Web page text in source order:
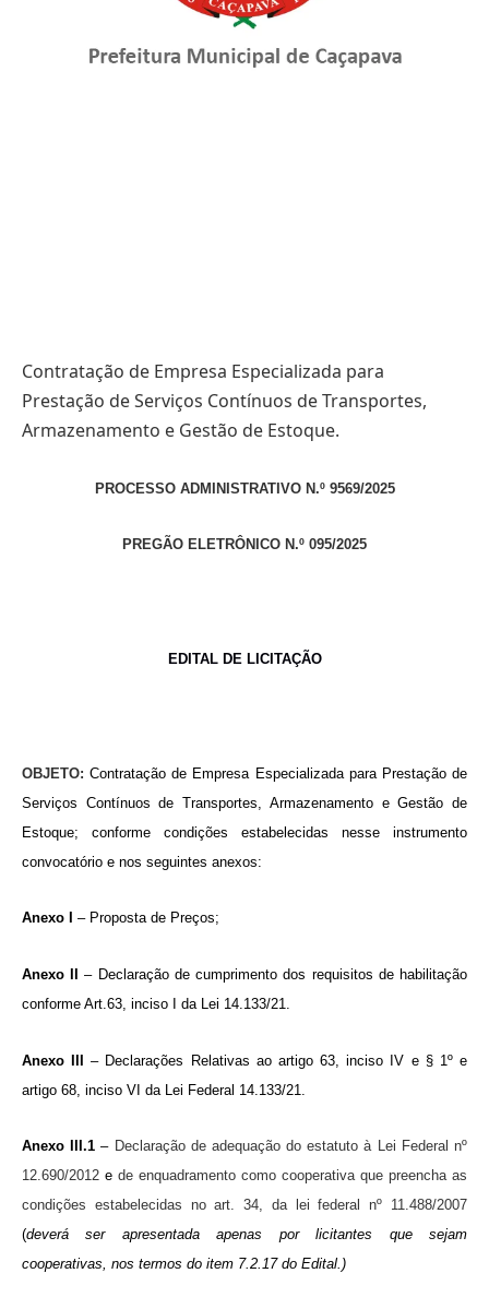
Contratação de Empresa Especializada para
Prestação de Serviços Contínuos de Transportes,
Armazenamento e Gestão de Estoque.
PROCESSO ADMINISTRATIVO N.º 9569/2025
PREGÃO ELETRÔNICO N.º 095/2025
EDITAL DE LICITAÇÃO
OBJETO:Contratação de Empresa Especializada para Prestação de
Serviços Contínuos de Transportes, Armazenamento e Gestão de
Estoque; conforme condições estabelecidas nesse instrumento
convocatório e nos seguintes anexos:
Anexo I – Proposta de Preços;
Anexo II
– Declaração de cumprimento dos requisitos de habilitação
conforme Art.63, inciso I da Lei 14.133/21.
Anexo III – Declarações Relativas ao artigo 63, inciso IV e § 1º e
artigo 68, inciso VI da Lei Federal 14.133/21.
Anexo III.1 – Declaração de adequação do estatuto à Lei Federal nº
12.690/2012 e de enquadramento como cooperativa que preencha as
condições estabelecidas no art. 34, da lei federal nº 11.488/2007
(deverá ser apresentada apenas porlicitantes que sejam
cooperativas, nos termos do item 7.2.17do Edital.)